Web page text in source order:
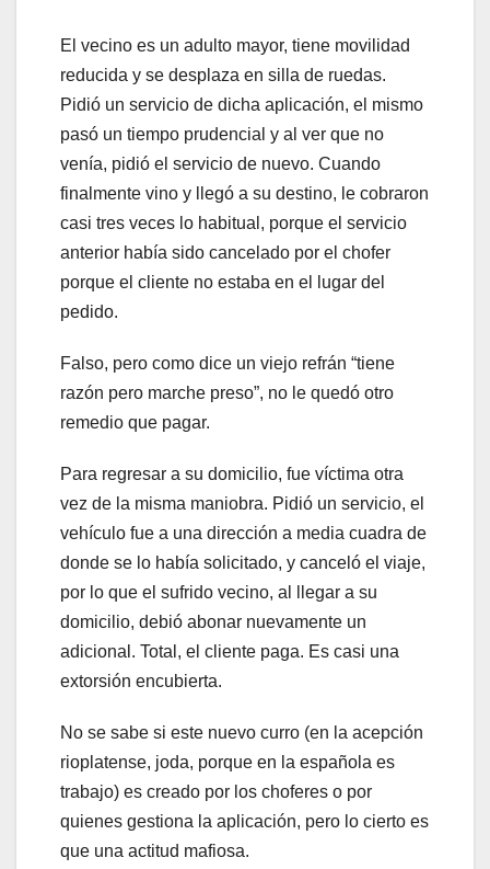
El vecino es un adulto mayor, tiene movilidad
reducida y se desplaza en silla de ruedas.
Pidió un servicio de dicha aplicación, el mismo
pasó un tiempo prudencial y al ver que no
venía, pidió el servicio de nuevo. Cuando
finalmente vino y llegó a su destino, le cobraron
casi tres veces lo habitual, porque el servicio
anterior había sido cancelado por el chofer
porque el cliente no estaba en el lugar del
pedido.
Falso, pero como dice un viejo refrán “tiene
razón pero marche preso”, no le quedó otro
remedio que pagar.
Para regresar a su domicilio, fue víctima otra
vez de la misma maniobra. Pidió un servicio, el
vehículo fue a una dirección a media cuadra de
donde se lo había solicitado, y canceló el viaje,
por lo que el sufrido vecino, al llegar a su
domicilio, debió abonar nuevamente un
adicional. Total, el cliente paga. Es casi una
extorsión encubierta.
No se sabe si este nuevo curro (en la acepción
rioplatense, joda, porque en la española es
trabajo) es creado por los choferes o por
quienes gestiona la aplicación, pero lo cierto es
que una actitud mafiosa.